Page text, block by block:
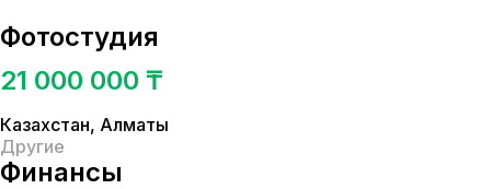
Фотостудия
21 000 000 ₸
Казахстан, Алматы
Другие
Финансы